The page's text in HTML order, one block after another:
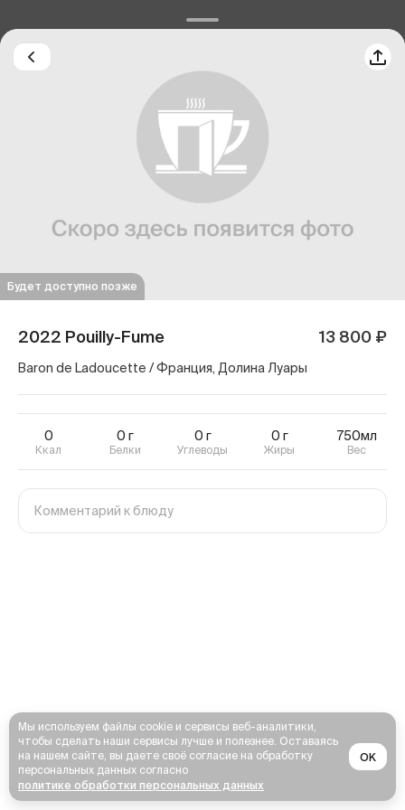
Будет доступно позже
2022 Pouilly-Fume 13 800 ₽
Baron de Ladoucette / Франция, Долина Луары
0
Ккал
0 г
Белки
0 г
Углеводы
0 г
Жиры
750мл
Вес
Мы используем файлы cookie и сервисы веб-аналитики,
чтобы сделать наши сервисы лучше и полезнее. Оставаясь
на нашем сайте, вы даете своё согласие на обработку
персональных данных согласно
политике обработки персональных данных
OK